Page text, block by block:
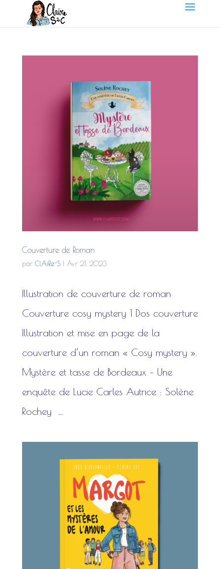
Couverture de Roman
par ClAiRe-S| Avr 21, 2023
Illustration de couverture de roman
Couverture cosy mystery 1 Dos couverture
Illustration et mise en page de la
couverture d’un roman « Cosy mystery ».
Mystère et tasse de Bordeaux – Une
enquête de Lucie Carles Autrice : Solène
Rochey ...